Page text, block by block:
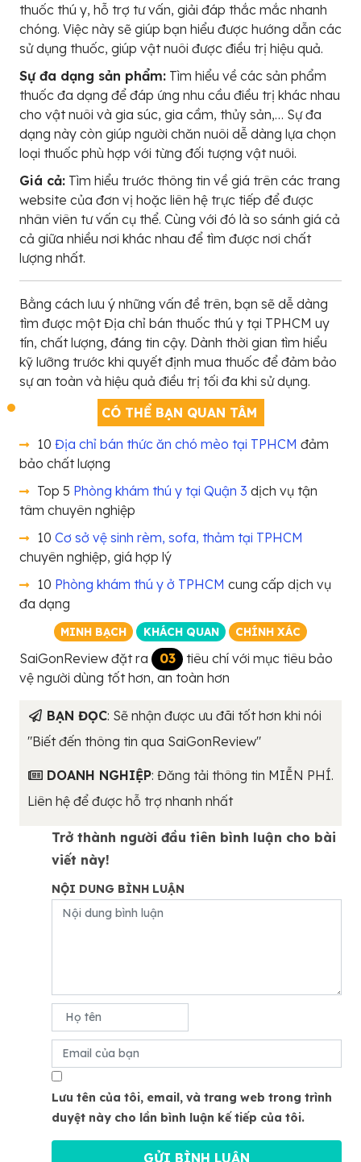
thuốc thú y, hỗ trợ tư vấn, giải đáp thắc mắc nhanh
chóng. Việc này sẽ giúp bạn hiểu được hướng dẫn các
sử dụng thuốc, giúp vật nuôi được điều trị hiệu quả.
Sự đa dạng sản phẩm: Tìm hiểu về các sản phẩm
thuốc đa dạng để đáp ứng nhu cầu điều trị khác nhau
cho vật nuôi và gia súc, gia cầm, thủy sản,… Sự đa
dạng này còn giúp người chăn nuôi dễ dàng lựa chọn
loại thuốc phù hợp với từng đối tượng vật nuôi.
Giá cả: Tìm hiểu trước thông tin về giá trên các trang
website của đơn vị hoặc liên hệ trực tiếp để được
nhân viên tư vấn cụ thể. Cùng với đó là so sánh giá cả
cả giữa nhiều nơi khác nhau để tìm được nơi chất
lượng nhất.
Bằng cách lưu ý những vấn đề trên, bạn sẽ dễ dàng
tìm được một Địa chỉ bán thuốc thú y tại TPHCM uy
tín, chất lượng, đáng tin cậy. Dành thời gian tìm hiểu
kỹ lưỡng trước khi quyết định mua thuốc để đảm bảo
sự an toàn và hiệu quả điều trị tối đa khi sử dụng.
CÓ THỂ BẠN QUAN TÂM
10 Địa chỉ bán thức ăn chó mèo tại TPHCM đảm
bảo chất lượng
Top 5 Phòng khám thú y tại Quận 3 dịch vụ tận
tâm chuyên nghiệp
10 Cơ sở vệ sinh rèm, sofa, thảm tại TPHCM
chuyên nghiệp, giá hợp lý
10 Phòng khám thú y ở TPHCM cung cấp dịch vụ
đa dạng
MINH BẠCH KHÁCH QUAN CHÍNH XÁC
SaiGonReview đặt ra 03
tiêu chí với mục tiêu bảo
vệ người dùng tốt hơn, an toàn hơn
BẠN ĐỌC: Sẽ nhận được ưu đãi tốt hơn khi nói
"Biết đến thông tin qua SaiGonReview"
DOANH NGHIỆP: Đăng tải thông tin MIỄN PHÍ.
Liên hệ để được hỗ trợ nhanh nhất
Trở thành người đầu tiên bình luận cho bài
viết này!
NỘI DUNG BÌNH LUẬN
Lưu tên của tôi, email, và trang web trong trình
duyệt này cho lần bình luận kế tiếp của tôi.